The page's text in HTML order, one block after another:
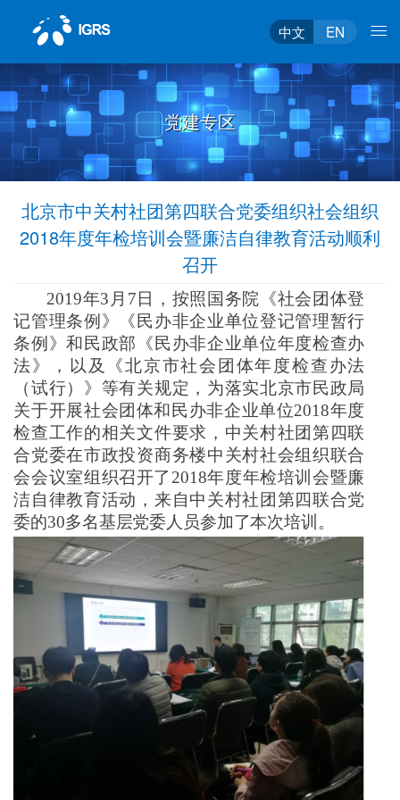
中文 EN
党建专区
北京市中关村社团第四联合党委组织社会组织
2018年度年检培训会暨廉洁自律教育活动顺利
召开
2019年3月7日，按照国务院《社会团体登
记管理条例》《民办非企业单位登记管理暂行
条例》和民政部《民办非企业单位年度检查办
法》，以及《北京市社会团体年度检查办法
（试行）》等有关规定，为落实北京市民政局
关于开展社会团体和民办非企业单位2018年度
检查工作的相关文件要求，中关村社团第四联
合党委在市政投资商务楼中关村社会组织联合
会会议室组织召开了2018年度年检培训会暨廉
洁自律教育活动，来自中关村社团第四联合党
委的30多名基层党委人员参加了本次培训。